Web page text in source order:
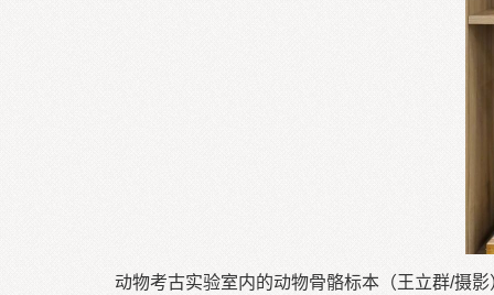
动物考古实验室内的动物骨骼标本（王立群/摄影